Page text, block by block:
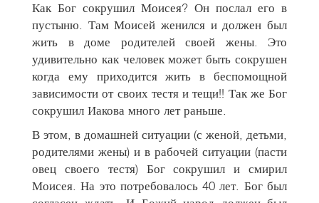
Как Бог сокрушил Моисея? Он послал его в
пустыню. Там Моисей женился и должен был
жить в доме родителей своей жены. Это
удивительно как человек может быть сокрушен
когда ему приходится жить в беспомощной
зависимости от своих тестя и тещи!! Так же Бог
сокрушил Иакова много лет раньше.
В этом, в домашней ситуации (с женой, детьми,
родителями жены) и в рабочей ситуации (пасти
овец своего тестя) Бог сокрушил и смирил
Моисея. На это потребовалось 40 лет. Бог был